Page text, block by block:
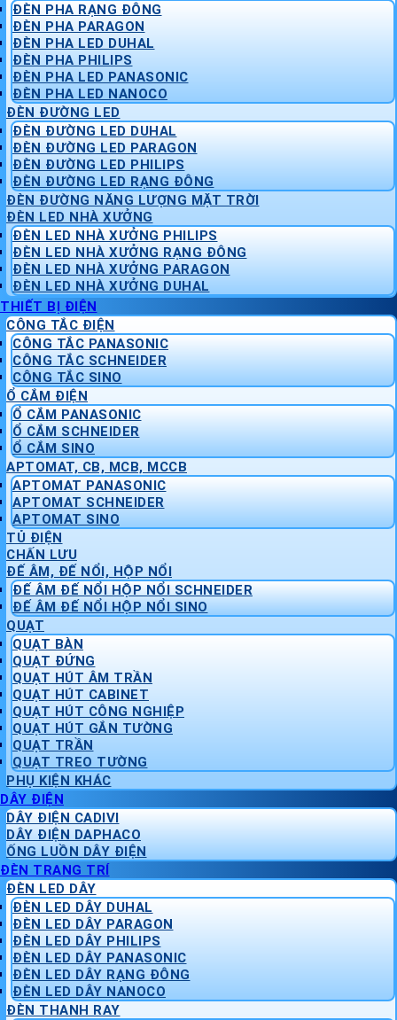
ĐÈN PHA RẠNG ĐÔNG
ĐÈN PHA PARAGON
ĐÈN PHA LED DUHAL
ĐÈN PHA PHILIPS
ĐÈN PHA LED PANASONIC
ĐÈN PHA LED NANOCO
ĐÈN ĐƯỜNG LED
ĐÈN ĐƯỜNG LED DUHAL
ĐÈN ĐƯỜNG LED PARAGON
ĐÈN ĐƯỜNG LED PHILIPS
ĐÈN ĐƯỜNG LED RẠNG ĐÔNG
ĐÈN ĐƯỜNG NĂNG LƯỢNG MẶT TRỜI
ĐÈN LED NHÀ XƯỞNG
ĐÈN LED NHÀ XƯỞNG PHILIPS
ĐÈN LED NHÀ XƯỞNG RẠNG ĐÔNG
ĐÈN LED NHÀ XƯỞNG PARAGON
ĐÈN LED NHÀ XƯỞNG DUHAL
THIẾT BỊ ĐIỆN
CÔNG TẮC ĐIỆN
CÔNG TẮC PANASONIC
CÔNG TẮC SCHNEIDER
CÔNG TẮC SINO
Ổ CẮM ĐIỆN
Ổ CẮM PANASONIC
Ổ CẮM SCHNEIDER
Ổ CẮM SINO
APTOMAT, CB, MCB, MCCB
APTOMAT PANASONIC
APTOMAT SCHNEIDER
APTOMAT SINO
TỦ ĐIỆN
CHẤN LƯU
ĐẾ ÂM, ĐẾ NỔI, HỘP NỔI
ĐẾ ÂM ĐẾ NỔI HỘP NỔI SCHNEIDER
ĐẾ ÂM ĐẾ NỔI HỘP NỔI SINO
QUẠT
QUẠT BÀN
QUẠT ĐỨNG
QUẠT HÚT ÂM TRẦN
QUẠT HÚT CABINET
QUẠT HÚT CÔNG NGHIỆP
QUẠT HÚT GẮN TƯỜNG
QUẠT TRẦN
QUẠT TREO TƯỜNG
PHỤ KIỆN KHÁC
DÂY ĐIỆN
DÂY ĐIỆN CADIVI
DÂY ĐIỆN DAPHACO
ỐNG LUỒN DÂY ĐIỆN
ĐÈN TRANG TRÍ
ĐÈN LED DÂY
ĐÈN LED DÂY DUHAL
ĐÈN LED DÂY PARAGON
ĐÈN LED DÂY PHILIPS
ĐÈN LED DÂY PANASONIC
ĐÈN LED DÂY RẠNG ĐÔNG
ĐÈN LED DÂY NANOCO
ĐÈN THANH RAY